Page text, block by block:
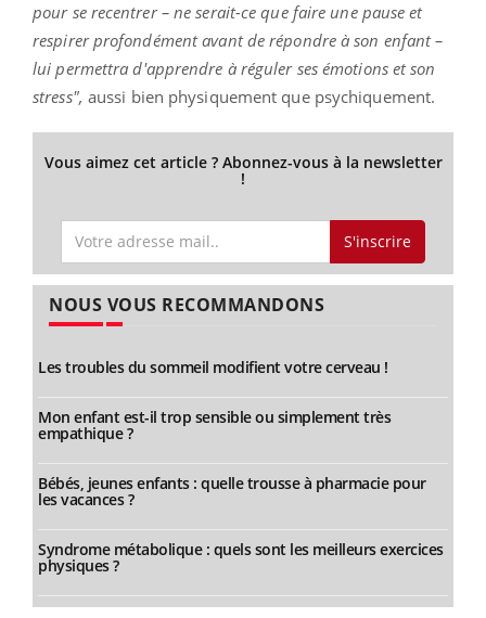
pour se recentrer – ne serait-ce que faire une pause et
respirer profondément avant de répondre à son enfant –
lui permettra d'apprendre à réguler ses émotions et son
stress", aussi bien physiquement que psychiquement.
Vous aimez cet article ? Abonnez-vous à la newsletter
!
S'inscrire
NOUS VOUS RECOMMANDONS
Les troubles du sommeil modifient votre cerveau !
Mon enfant est-il trop sensible ou simplement très
empathique ?
Bébés, jeunes enfants : quelle trousse à pharmacie pour
les vacances ?
Syndrome métabolique : quels sont les meilleurs exercices
physiques ?